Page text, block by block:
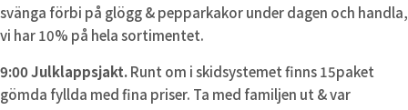
svänga förbi på glögg & pepparkakor under dagen och handla,
vi har 10% på hela sortimentet.
9:00 Julklappsjakt.Runt om i skidsystemet finns 15paket
gömda fyllda med fina priser. Ta med familjen ut & var